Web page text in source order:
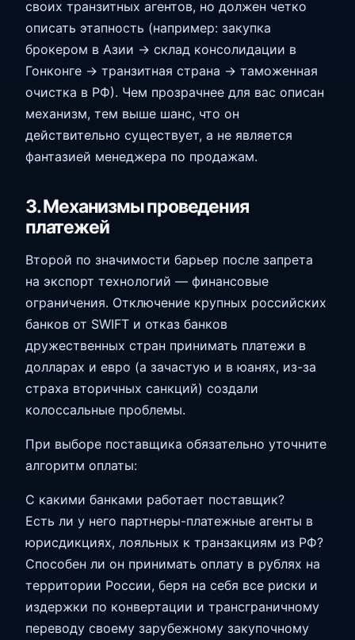
своих транзитных агентов, но должен четко
описать этапность (например: закупка
брокером в Азии -> склад консолидации в
Гонконге -> транзитная страна -> таможенная
очистка в РФ). Чем прозрачнее для вас описан
механизм, тем выше шанс, что он
действительно существует, а не является
фантазией менеджера по продажам.
3. Механизмы проведения
платежей
Второй по значимости барьер после запрета
на экспорт технологий — финансовые
ограничения. Отключение крупных российских
банков от SWIFT и отказ банков
дружественных стран принимать платежи в
долларах и евро (а зачастую и в юанях, из-за
страха вторичных санкций) создали
колоссальные проблемы.
При выборе поставщика обязательно уточните
алгоритм оплаты:
С какими банками работает поставщик?
Есть ли у него партнеры-платежные агенты в
юрисдикциях, лояльных к транзакциям из РФ?
Способен ли он принимать оплату в рублях на
территории России, беря на себя все риски и
издержки по конвертации и трансграничному
переводу своему зарубежному закупочному